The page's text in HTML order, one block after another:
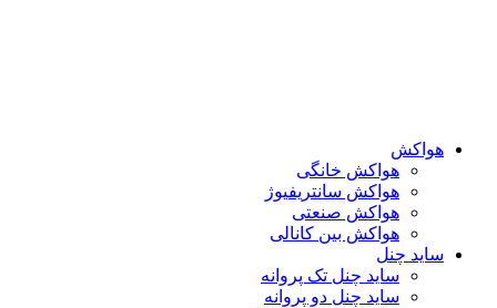
هواکش
هواکش خانگی
هواکش سانتریفیوژ
هواکش صنعتی
هواکش بین کانالی
ساید چنل
ساید چنل تک پروانه
ساید چنل دو پروانه